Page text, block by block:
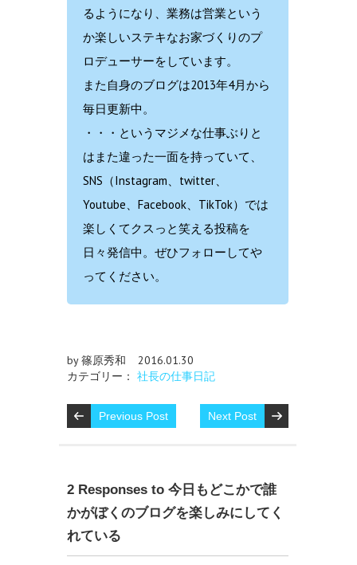
るようになり、業務は営業という
か楽しいステキなお家づくりのプ
ロデューサーをしています。
また自身のブログは2013年4月から
毎日更新中。
・・・というマジメな仕事ぶりと
はまた違った一面を持っていて、
SNS（Instagram、twitter、
Youtube、Facebook、TikTok）では
楽しくてクスっと笑える投稿を
日々発信中。ぜひフォローしてや
ってください。
by 篠原秀和
2016.01.30
カテゴリー： 社長の仕事日記
Previous Post Next Post
2 Responses to 今日もどこかで誰
かがぼくのブログを楽しみにしてく
れている